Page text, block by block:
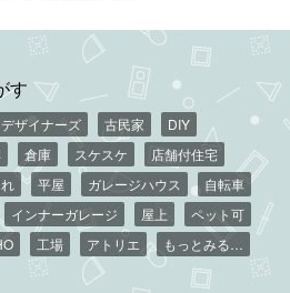
す
デザイナーズ 古民家
DIY
倉庫 スケスケ
店舗付住宅
平屋 ガレージハウス
自転車
インナーガレージ 屋上
ペット可
工場 アトリエ もっとみる…